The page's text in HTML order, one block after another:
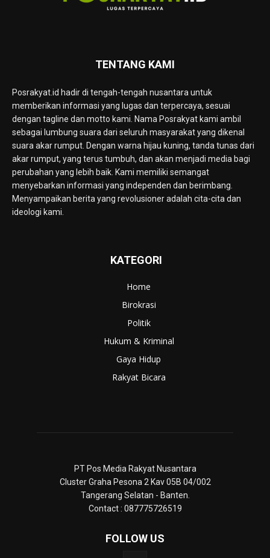
TENTANG KAMI
Posrakyat.id hadir di tengah-tengah nusantara untuk
memberikan informasi yang lugas dan terpercaya, sesuai
dengan tagline dan motto kami. Nama Posrakyat kami ambil
sebagai lumbung suara dari seluruh masyarakat yang dikenal
suara akar rumput. Dengan warna hijau kuning, tanda tunas dari
akar rumput, yang terus tumbuh, dan akan menjadi media bagi
perubahan yang lebih baik. Kami memiliki semangat
menyebarkan informasi yang independen dan berimbang.
Menyampaikan berita yang revolusioner adalah cita-cita dan
ideologi kami.
KATEGORI
Home
Birokrasi
Politik
Hukum & Kriminal
Gaya Hidup
Rakyat Bicara
PT Pos Media Rakyat Nusantara
Cluster Graha Pesona 2 Kav 05B 04/002
Tangerang Selatan - Banten.
Contact : 087775726519
FOLLOW US